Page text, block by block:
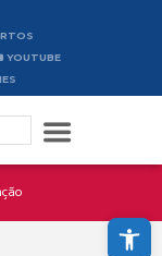
Abrir a barra de ferramentas
YOUTUBE